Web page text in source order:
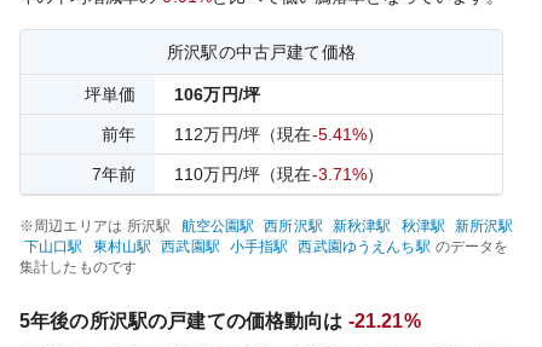
所沢駅の中古戸建て価格
坪単価 106万円/坪
前年 112万円/坪 （現在-5.41%）
7年前 110万円/坪 （現在-3.71%）
※周辺エリアは 所沢駅 航空公園駅 西所沢駅 新秋津駅 秋津駅 新所沢駅
下山口駅 東村山駅 西武園駅 小手指駅 西武園ゆうえんち駅 のデータを
集計したものです
5年後の所沢駅の戸建ての価格動向は -21.21%